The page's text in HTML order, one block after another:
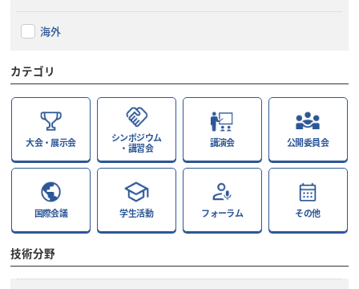
海外
カテゴリ
大会・展示会
シンポジウム
・講習会
講演会 公開委員会
国際会議 学生活動 フォーラム その他
技術分野